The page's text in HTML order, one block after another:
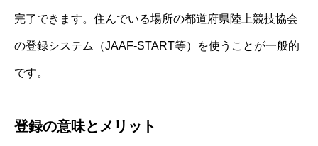
完了できます。住んでいる場所の都道府県陸上競技協会
の登録システム（JAAF-START等）を使うことが一般的
です。
登録の意味とメリット